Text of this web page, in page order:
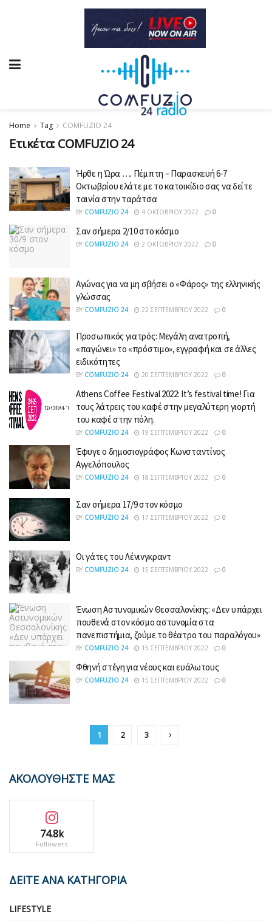
Home Tag COMFUZIO 24
Ετικέτα: COMFUZIO 24
Ήρθε η Ώρα …. Πέμπτη – Παρασκευή 6-7
Οκτωβρίου ελάτε με το κατοικίδιο σας να δείτε
ταινία στην ταράτσα
BY COMFUZIO 24 4 ΟΚΤΩΒΡΊΟΥ 2022 0
Σαν σήμερα 2/10 στο κόσμο
BY COMFUZIO 24 2 ΟΚΤΩΒΡΊΟΥ 2022 0
Αγώνας για να μη σβήσει ο «Φάρος» της ελληνικής
γλώσσας
BY COMFUZIO 24 22 ΣΕΠΤΕΜΒΡΊΟΥ 2022 0
Προσωπικός γιατρός: Μεγάλη ανατροπή,
«παγώνει» το «πρόστιμο», εγγραφή και σε άλλες
ειδικότητες
BY COMFUZIO 24 20 ΣΕΠΤΕΜΒΡΊΟΥ 2022 0
Athens Coffee Festival 2022: It’s festival time! Για
τους λάτρεις του καφέ στην μεγαλύτερη γιορτή
του καφέ στην πόλη.
BY COMFUZIO 24 19 ΣΕΠΤΕΜΒΡΊΟΥ 2022 0
Έφυγε ο δημοσιογράφος Κωνσταντίνος
Αγγελόπουλος
BY COMFUZIO 24 18 ΣΕΠΤΕΜΒΡΊΟΥ 2022 0
Σαν σήμερα 17/9 στον κόσμο
BY COMFUZIO 24 17 ΣΕΠΤΕΜΒΡΊΟΥ 2022 0
Οι γάτες του Λένινγκραντ
BY COMFUZIO 24 15 ΣΕΠΤΕΜΒΡΊΟΥ 2022 0
Ένωση Αστυνομικών Θεσσαλονίκης: «Δεν υπάρχει
πουθενά στον κόσμο αστυνομία στα
πανεπιστήμια, ζούμε το θέατρο του παραλόγου»
BY COMFUZIO 24 15 ΣΕΠΤΕΜΒΡΊΟΥ 2022 0
Φθηνή στέγη για νέους και ευάλωτους
BY COMFUZIO 24 15 ΣΕΠΤΕΜΒΡΊΟΥ 2022 0
1 2 3
ΑΚΟΛΟΥΘΗΣΤΕ ΜΑΣ
74.8k
Followers
ΔΕΙΤΕ ΑΝΑ ΚΑΤΗΓΟΡΙΑ
LIFESTYLE